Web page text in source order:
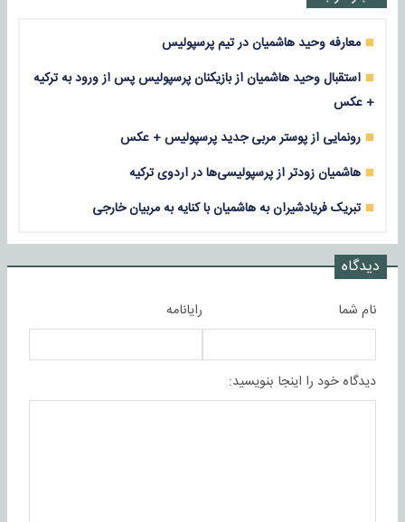
معارفه وحید هاشمیان در تیم پرسپولیس
استقبال وحید هاشمیان از بازیکنان پرسپولیس پس از ورود به ترکیه
+ عکس
رونمایی از پوستر مربی جدید پرسپولیس + عکس
هاشمیان زودتر از پرسپولیسی‌ها در اردوی ترکیه
تبریک فریادشیران به هاشمیان با کنایه به مربیان خارجی
دیدگاه
نام شما رایانامه
دیدگاه خود را اینجا بنویسید: